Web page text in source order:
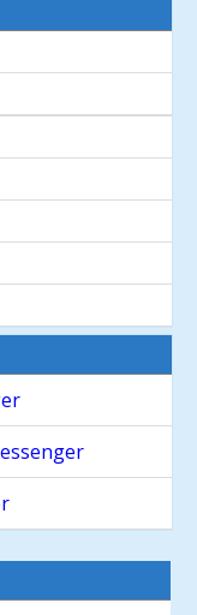
ile ücretsiz
bunu
Sahip
ile
çalışan
adı ve
kat daha
Phone